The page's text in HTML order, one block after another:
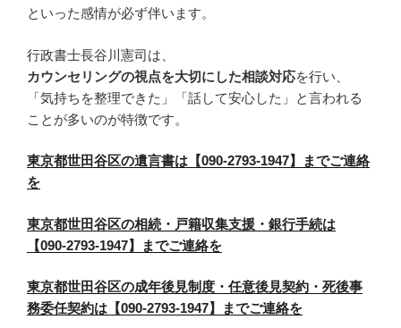
といった感情が必ず伴います。
行政書士長谷川憲司は、
カウンセリングの視点を大切にした相談対応を行い、
「気持ちを整理できた」「話して安心した」と言われる
ことが多いのが特徴です。
東京都世田谷区の遺言書は【090-2793-1947】までご連絡
を
東京都世田谷区の相続・戸籍収集支援・銀行手続は
【090-2793-1947】までご連絡を
東京都世田谷区の成年後見制度・任意後見契約・死後事
務委任契約は【090-2793-1947】までご連絡を